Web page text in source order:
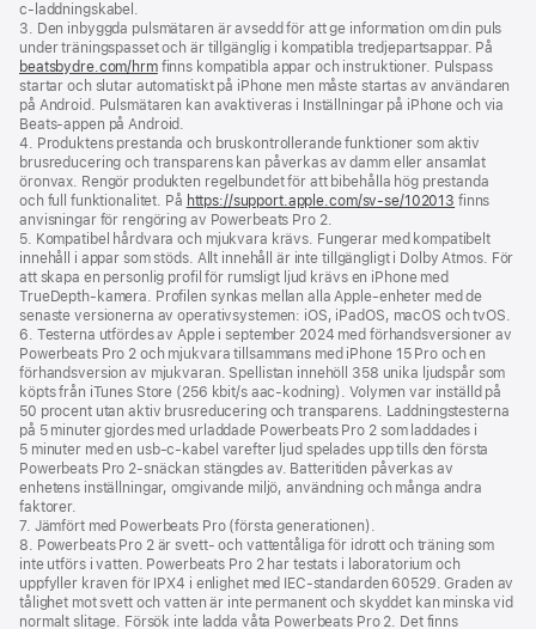
c-laddningskabel.
3. Den inbyggda pulsmätaren är avsedd för att ge information om din puls
under träningspasset och är tillgänglig i kompatibla tredjepartsappar. På
beatsbydre.com/hrmfinns kompatibla appar och instruktioner. Pulspass
startar och slutar automatiskt på iPhone men måste startas av användaren
på Android. Pulsmätaren kan avaktiveras i Inställningar på iPhone och via
Beats-appen på Android.
4. Produktens prestanda och bruskontrollerande funktioner som aktiv
brusreducering och transparens kan påverkas av damm eller ansamlat
öronvax. Rengör produkten regelbundet för att bibehålla hög prestanda
och full funktionalitet. På https://support.apple.com/sv-se/102013 finns
anvisningar för rengöring av Powerbeats Pro 2.
5. Kompatibel hårdvara och mjukvara krävs. Fungerar med kompatibelt
innehåll i appar som stöds. Allt innehåll är inte tillgängligt i Dolby Atmos. För
att skapa en personlig profil för rumsligt ljud krävs en iPhone med
TrueDepth-kamera. Profilen synkas mellan alla Apple-enheter med de
senaste versionerna av operativsystemen: iOS, iPadOS, macOS och tvOS.
6. Testerna utfördes av Apple i september 2024 med förhandsversioner av
Powerbeats Pro 2 och mjukvara tillsammans med iPhone 15 Pro och en
förhandsversion av mjukvaran. Spellistan innehöll 358 unika ljudspår som
köpts från iTunes Store (256 kbit/s aac-kodning). Volymen var inställd på
50 procent utan aktiv brusreducering och transparens. Laddningstesterna
på 5 minuter gjordes med urladdade Powerbeats Pro 2 som laddades i
5 minuter med en usb-c-kabel varefter ljud spelades upp tills den första
Powerbeats Pro 2-snäckan stängdes av. Batteritiden påverkas av
enhetens inställningar, omgivande miljö, användning och många andra
faktorer.
7. Jämfört med Powerbeats Pro (första generationen).
8. Powerbeats Pro 2 är svett- och vattentåliga för idrott och träning som
inte utförs i vatten. Powerbeats Pro 2 har testats i laboratorium och
uppfyller kraven för IPX4 i enlighet med IEC-standarden 60529. Graden av
tålighet mot svett och vatten är inte permanent och skyddet kan minska vid
normalt slitage. Försök inte ladda våta Powerbeats Pro 2. Det finns